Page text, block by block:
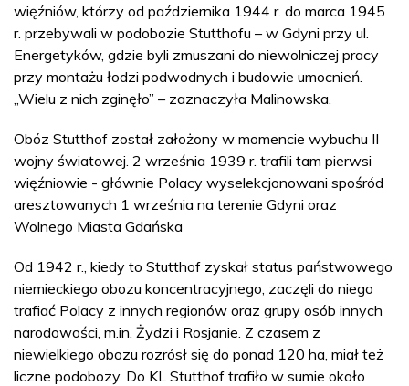
więźniów, którzy od października 1944 r. do marca 1945
r. przebywali w podobozie Stutthofu – w Gdyni przy ul.
Energetyków, gdzie byli zmuszani do niewolniczej pracy
przy montażu łodzi podwodnych i budowie umocnień.
„Wielu z nich zginęło” – zaznaczyła Malinowska.
Obóz Stutthof został założony w momencie wybuchu II
wojny światowej. 2 września 1939 r. trafili tam pierwsi
więźniowie - głównie Polacy wyselekcjonowani spośród
aresztowanych 1 września na terenie Gdyni oraz
Wolnego Miasta Gdańska
Od 1942 r., kiedy to Stutthof zyskał status państwowego
niemieckiego obozu koncentracyjnego, zaczęli do niego
trafiać Polacy z innych regionów oraz grupy osób innych
narodowości, m.in. Żydzi i Rosjanie. Z czasem z
niewielkiego obozu rozrósł się do ponad 120 ha, miał też
liczne podobozy. Do KL Stutthof trafiło w sumie około